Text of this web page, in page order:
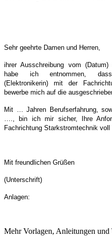
Sehr geehrte Damen und Herren,
ihrer Ausschreibung vom
habe ich entnommen,
(Elektronikerin) mit der
bewerbe mich auf die
Mit … Jahren Berufserfahrung,
…., bin ich mir sicher, Ihre
Fachrichtung Starkstromtechnik voll
Mit freundlichen Grüßen
(Unterschrift)
Anlagen:
Mehr Vorlagen, Anleitungen